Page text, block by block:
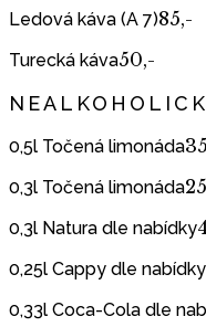
Ledová káva (A 7)85,-
Turecká káva50,-
0,5l Točená limonáda
0,3l Točená limonáda
0,3l Natura dle nabídky
0,25l Cappy dle nabídky
0,33l Coca-Cola dle